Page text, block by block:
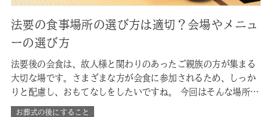
法要の食事場所の選び方は適切？会場やメニュ
ーの選び方
法要後の会食は、故人様と関わりのあったご親族の方が集まる
大切な場です。さまざまな方が会食に参加されるため、しっか
りと配慮し、おもてなしをしたいですね。 今回はそんな場所の
選び方や、注意点などについてまとめています。 ■会食場所は
お葬式の後にすること